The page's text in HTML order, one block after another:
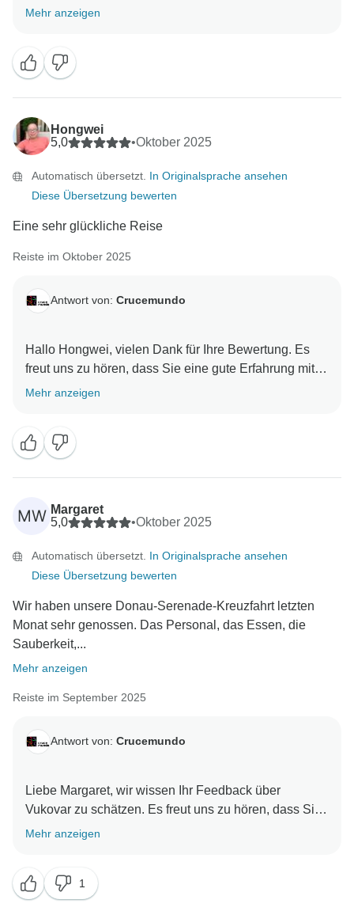
Es tut uns leid, dass Sie sich über den Teemangel,
wiederkehrender Kunde erhalten Sie bei Ihrem
nächsten Besuch eine Ermäßigung. Wir freuen uns
darauf, Sie wieder begrüßen zu dürfen. Beste Grüße,
Mehr anzeigen
Hongwei
5,0
•Oktober 2025
Automatisch übersetzt. In Originalsprache ansehen
Diese Übersetzung bewerten
Eine sehr glückliche Reise
Reiste im Oktober 2025
Antwort von: Crucemundo
Hallo Hongwei, vielen Dank für Ihre Bewertung. Es
freut uns zu hören, dass Sie eine gute Erfahrung mit
uns gemacht haben. Als Stammkunde erhalten Sie
Mehr anzeigen
MW Margaret
5,0
•Oktober 2025
Automatisch übersetzt. In Originalsprache ansehen
Diese Übersetzung bewerten
Wir haben unsere Donau-Serenade-Kreuzfahrt letzten
Monat sehr genossen. Das Personal, das Essen, die
Sauberkeit,...
Mehr anzeigen
Reiste im September 2025
Antwort von: Crucemundo
Liebe Margaret, wir wissen Ihr Feedback über
Vukovar zu schätzen. Es freut uns zu hören, dass Sie
Ihre Erfahrung mit uns genossen haben. Als
Sie uns einfach eine Nachricht und wir helfen Ihnen
bei der Auswahl eines neuen
Mehr anzeigen
1